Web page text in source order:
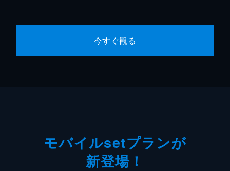
今すぐ観る
モバイルsetプランが
新登場！